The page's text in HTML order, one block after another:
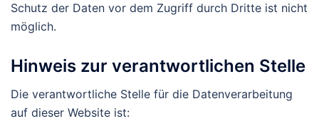
Schutz der Daten vor dem Zugriff durch Dritte ist nicht
möglich.
Hinweis zur verantwortlichen Stelle
Die verantwortliche Stelle für die Datenverarbeitung
auf dieser Website ist: